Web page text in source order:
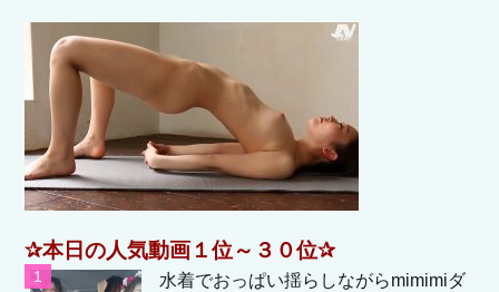
✰本日の人気動画１位～３０位✰
水着でおっぱい揺らしながらmimimiダ